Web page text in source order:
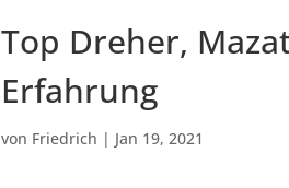
Top Dreher,
Erfahrung
von Friedrich | Jan 19, 2021